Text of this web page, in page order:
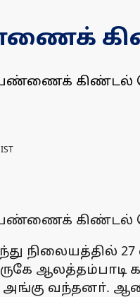
கிண்டல்
கிண்டல்
ஆலத்தம்பாடி
வந்தனா்.